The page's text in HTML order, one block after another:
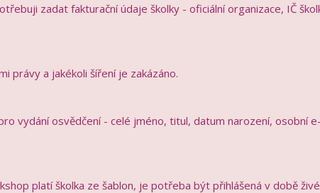
zadat fakturační údaje školky - oficiální organizace, IČ
právy a jakékoli šíření je zakázáno.
vydání osvědčení - celé jméno, titul, datum narození, osobní
platí školka ze šablon, je potřeba být přihlášená v době